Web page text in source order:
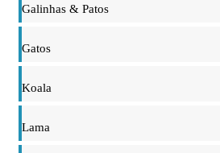
Galinhas & Patos
Gatos
Koala
Lama